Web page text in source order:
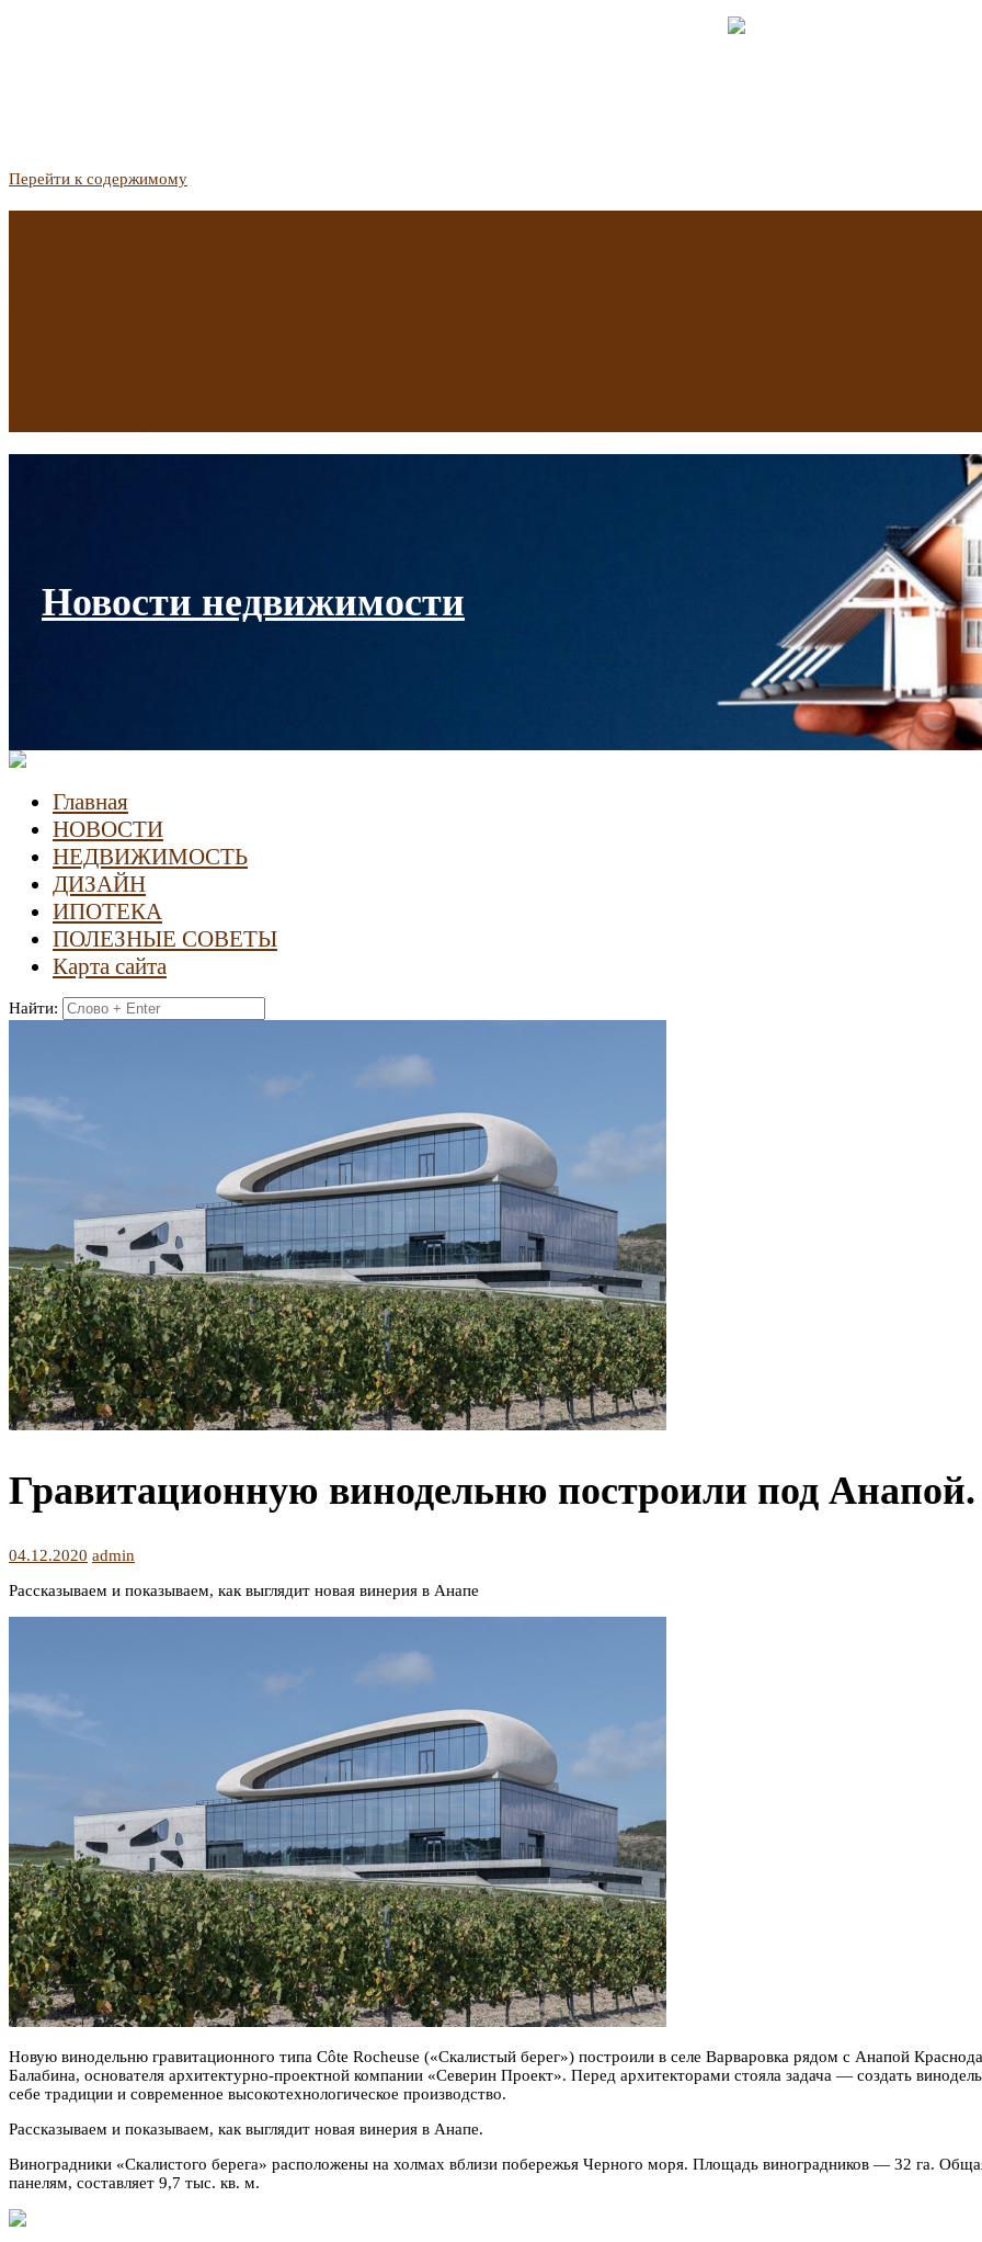
Перейти к содержимому
Новости недвижимости
Главная
НОВОСТИ
НЕДВИЖИМОСТЬ
ДИЗАЙН
ИПОТЕКА
ПОЛЕЗНЫЕ СОВЕТЫ
Карта сайта
Найти:
Гравитационную винодельню построили под
04.12.2020 admin
Рассказываем и показываем, как выглядит новая винерия в Анапе
Новую винодельню гравитационного типа Côte Rocheuse («Скалистый берег») построили в селе Варваровка рядом с Анапой
Балабина, основателя архитектурно-проектной компании «Северин Проект». Перед архитекторами стояла задача — создать
себе традиции и современное высокотехнологическое производство.
Рассказываем и показываем, как выглядит новая винерия в Анапе.
Виноградники «Скалистого берега» расположены на холмах вблизи побережья Черного моря. Площадь виноградников — 32 га.
панелям, составляет 9,7 тыс. кв. м.